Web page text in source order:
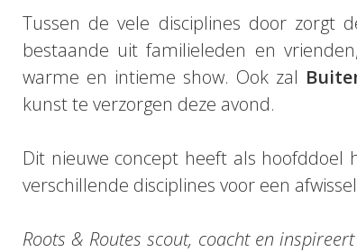
Tussen de vele disciplines door zorgt
bestaande uit familieleden en
warme en intieme show. Ook zal
kunst te verzorgen deze avond.
Dit nieuwe concept heeft als
verschillende disciplines voor een
Roots & Routes scout, coacht en